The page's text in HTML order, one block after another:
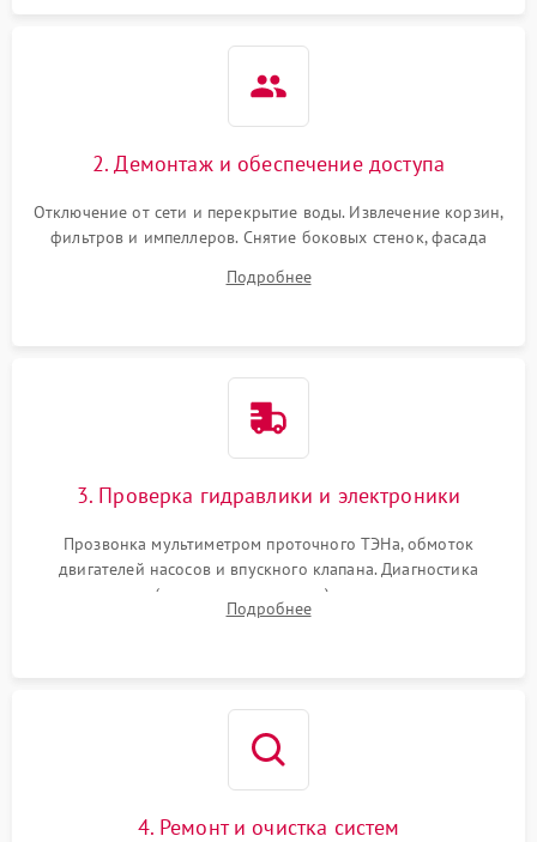
2. Демонтаж и обеспечение доступа
Отключение от сети и перекрытие воды. Извлечение корзин,
фильтров и импеллеров. Снятие боковых стенок, фасада
циркуляционному насосу, ТЭНу и сливной помпе.
Подробнее
3. Проверка гидравлики и электроники
Прозвонка мультиметром проточного ТЭНа, обмоток
двигателей насосов и впускного клапана. Диагностика
прессостата (датчика уровня воды), датчика мутности,
концевика дверцы и электронного модуля управления.
Подробнее
4. Ремонт и очистка систем